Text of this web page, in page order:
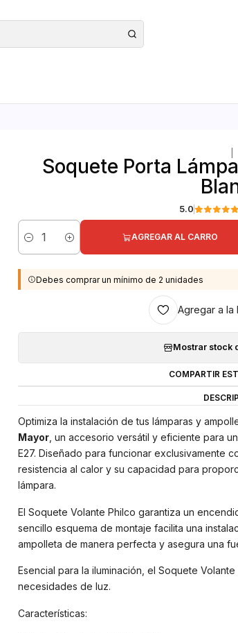
Soquete Porta
5.0
Cantidad
AGREGAR AL CARRO
Debes comprar un mínimo de 2 unidades
Agregar a
Mostrar stock
COMPARTIR
Optimiza la instalación de tus lámparas y
Mayor, un accesorio versátil y eficiente para
E27. Diseñado para funcionar exclusivamente
resistencia al calor y su capacidad para
lámpara.
El Soquete Volante Philco garantiza un
sencillo esquema de montaje facilita una
ampolleta de manera perfecta y asegura una
Esencial para la iluminación, el Soquete
necesidades de luz.
Características: